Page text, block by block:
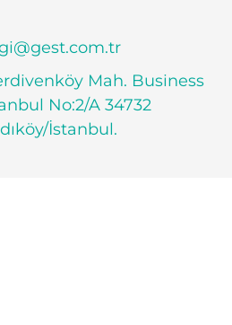
Mah. Business
No:2/A 34732
İstanbul.